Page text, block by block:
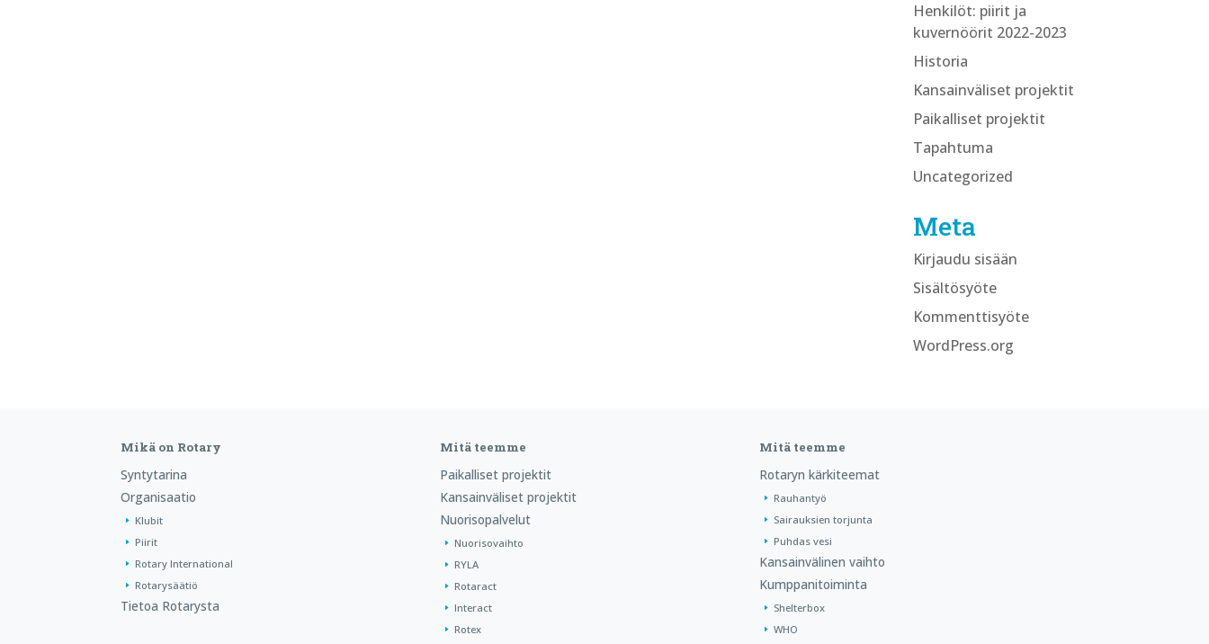
Henkilöt: piirit ja
kuvernöörit 2022-2023
Historia
Kansainväliset projektit
Paikalliset projektit
Tapahtuma
Uncategorized
Meta
Kirjaudu sisään
Sisältösyöte
Kommenttisyöte
WordPress.org
Mikä on Rotary
Syntytarina
Organisaatio
Klubit
Piirit
Rotary International
Rotarysäätiö
Tietoa Rotarysta
Mitä teemme
Paikalliset projektit
Kansainväliset projektit
Nuorisopalvelut
Nuorisovaihto
RYLA
Rotaract
Interact
Rotex
Mitä teemme
Rotaryn kärkiteemat
Rauhantyö
Sairauksien torjunta
Puhdas vesi
Kansainvälinen vaihto
Kumppanitoiminta
Shelterbox
WHO